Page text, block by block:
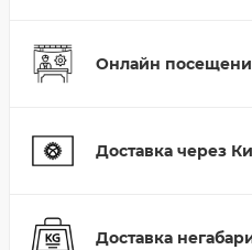
Онлайн
Доставка через
Доставка